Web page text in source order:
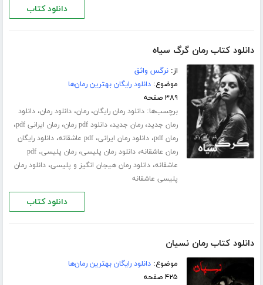
دانلود کتاب
دانلود کتاب رمان گرگ سیاه
از:نرگس واثق
موضوع:دانلود رایگان بهترین رمان‌ها
۳۸۹ صفحه
برچسب‌ها:دانلود رمان رایگان،رمان،دانلود رمان،دانلود
رمان جدید،رمان جدید،دانلود pdf رمان ،رمان ایرانی pdf ،
رمان pdf ،دانلود رمان ایرانی،pdf عاشقانه ،دانلود رایگان
رمان عاشقانه،دانلود رمان پلیسی،
رمان پلیسی، pdf
عاشقانه،دانلود رمان هیجان انگیز و پلیسی،دانلود رمان
پلیسی عاشقانه
دانلود کتاب
دانلود کتاب رمان نسیان
موضوع:دانلود رایگان بهترین رمان‌ها
۴۲۵ صفحه